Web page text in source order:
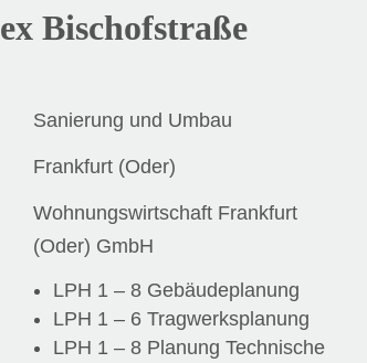
Bischofstraße
Sanierung und Umbau
Frankfurt (Oder)
Wohnungswirtschaft Frankfurt
(Oder) GmbH
LPH 1 – 8 Gebäudeplanung
LPH 1 – 6 Tragwerksplanung
LPH 1 – 8 Planung Technische